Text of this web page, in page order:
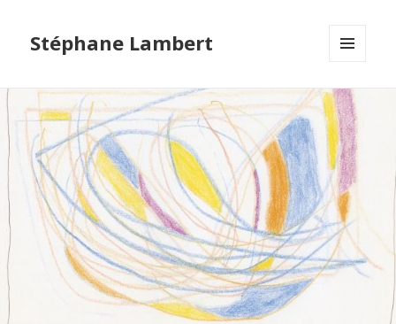
Stéphane Lambert
WIDGETS